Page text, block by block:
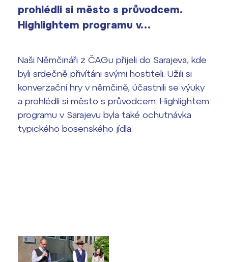
Výsledky 1. kola přijímacího řízení
2026/2027
Maturitní zkoušky
Europass
FOCUSing
Zahraniční stipendia
Termíny maturit
vyhledávání
Office 365
prohlédli si město s průvodcem.
Highlightem programu v…
Naši Němčináři z ČAGu přijeli do Sarajeva, kde
byli srdečně přivítáni svými hostiteli. Užili si
konverzační hry v němčině, účastnili se výuky
a prohlédli si město s průvodcem. Highlightem
programu v Sarajevu byla také ochutnávka
typického bosenského jídla.